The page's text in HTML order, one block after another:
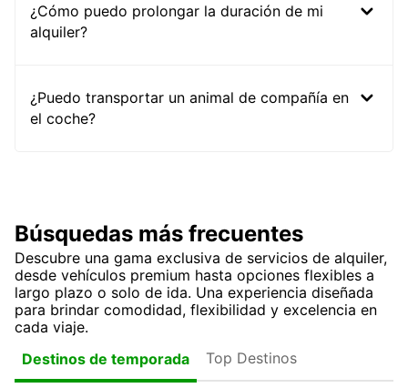
¿Cómo puedo prolongar la duración de mi
alquiler?
¿Puedo transportar un animal de compañía en
el coche?
Búsquedas más frecuentes
Descubre una gama exclusiva de servicios de alquiler,
desde vehículos premium hasta opciones flexibles a
largo plazo o solo de ida. Una experiencia diseñada
para brindar comodidad, flexibilidad y excelencia en
cada viaje.
Destinos de temporada
Top Destinos